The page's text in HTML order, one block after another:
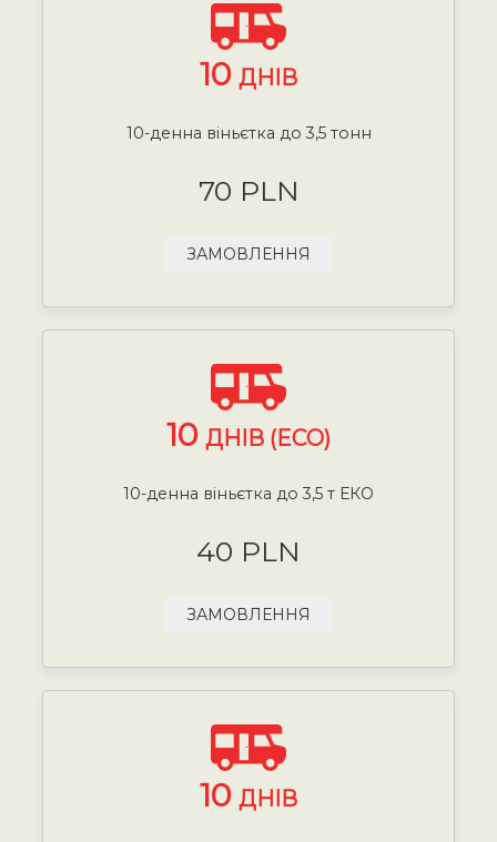
10 ДНІВ
10-денна віньєтка до 3,5 тонн
70 PLN
ЗАМОВЛЕННЯ
10 ДНІВ (ECO)
10-денна віньєтка до 3,5 т ЕКО
40 PLN
ЗАМОВЛЕННЯ
10 ДНІВ